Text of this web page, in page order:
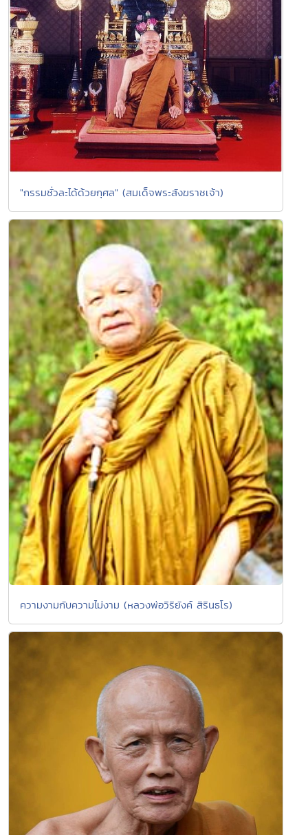
"กรรมชั่วละได้ด้วยกุศล" (สมเด็จพระสังฆราชเจ้า)
ความงามกับความไม่งาม (หลวงพ่อวิริยังค์ สิรินธโร)